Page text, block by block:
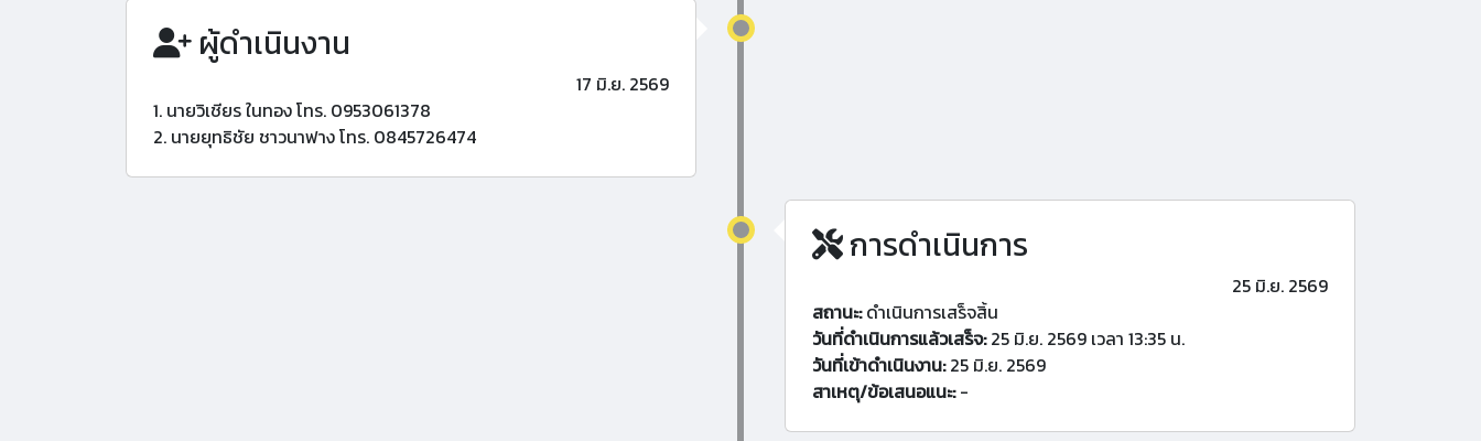
ผู้ดำเนินงาน
17 มิ.ย. 2569
1. นายวิเชียร ในทอง โทร. 0953061378
2. นายยุทธิชัย ชาวนาฟาง โทร. 0845726474
การดำเนินการ
25 มิ.ย. 2569
สถานะ:ดำเนินการเสร็จสิ้น
วันที่ดำเนินการแล้วเสร็จ:25 มิ.ย. 2569 เวลา 13:35 น.
วันที่เข้าดำเนินงาน:25 มิ.ย. 2569
สาเหตุ/ข้อเสนอแนะ:-